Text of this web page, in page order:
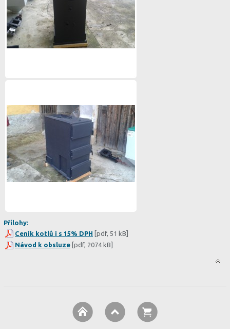
Přílohy:
Ceník kotlů i s 15% DPH [pdf, 51 kB]
Návod k obsluze [pdf, 2074 kB]